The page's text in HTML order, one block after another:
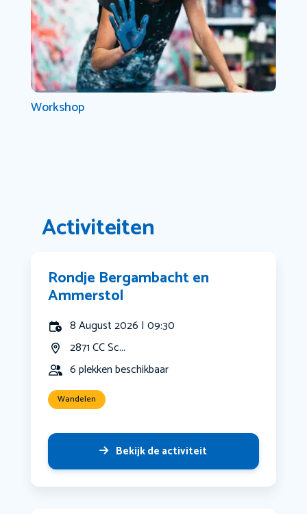
Workshop
Activiteiten
Rondje Bergambacht en
Ammerstol
8 August 2026 | 09:30
2871 CC Sc...
6 plekken beschikbaar
Wandelen
Bekijk de activiteit